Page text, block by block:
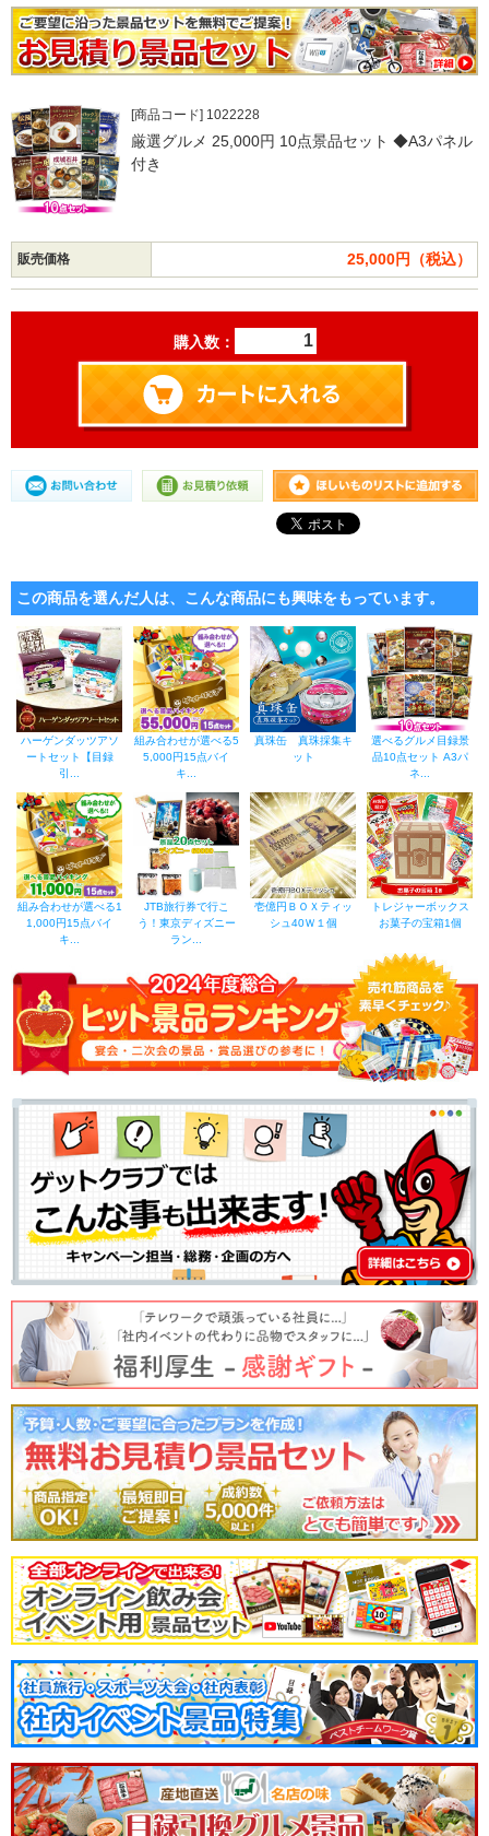
[商品コード] 1022228
厳選グルメ 25,000円 10点景品セット ◆A3パネル
付き
販売価格 25,000円（税込）
購入数：
この商品を選んだ人は、こんな商品にも興味をもっています。
ハーゲンダッツアソ
ートセット【目録
引...
組み合わせが選べる5
5,000円15点バイ
キ...
真珠缶 真珠採集キ
ット
選べるグルメ目録景
品10点セット A3パ
ネ...
組み合わせが選べる1
1,000円15点バイ
キ...
JTB旅行券で行こ
う！東京ディズニー
ラン...
壱億円ＢＯＸティッ
シュ40Ｗ１個
トレジャーボックス
お菓子の宝箱1個